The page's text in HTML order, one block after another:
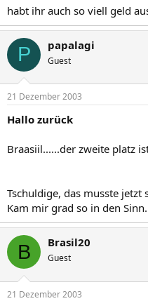
habt ihr auch so viell geld
P papalagi
Guest
21 Dezember 2003
Hallo zurück
Braasiil......der zweite platz
Tschuldige, das musste jetzt
Kam mir grad so in den Sinn.
B Brasil20
Guest
21 Dezember 2003